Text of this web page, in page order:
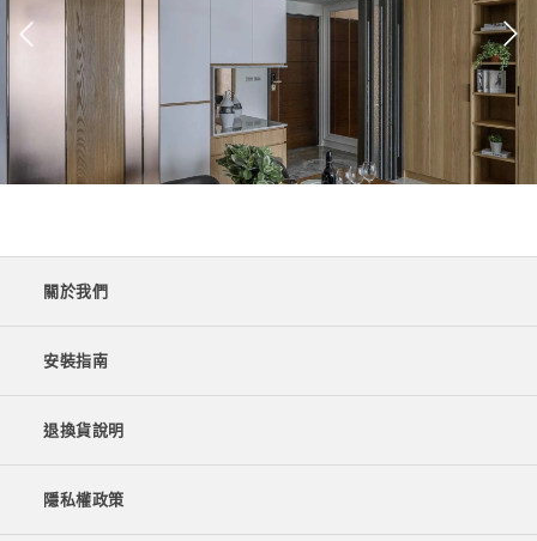
關於我們
安裝指南
退換貨說明
隱私權政策